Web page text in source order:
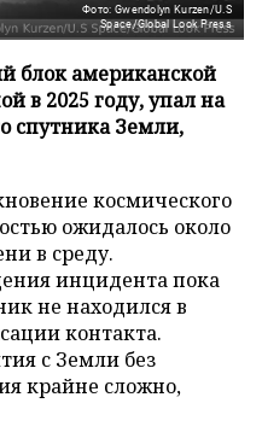
Фото: Gwendolyn Kurzen/U.S
Space/Global Look Press
блок американской
в 2025 году, упал на
спутника Земли,
космического
ожидалось около
в среду.
инцидента пока
не находился в
контакта.
с Земли без
крайне сложно,